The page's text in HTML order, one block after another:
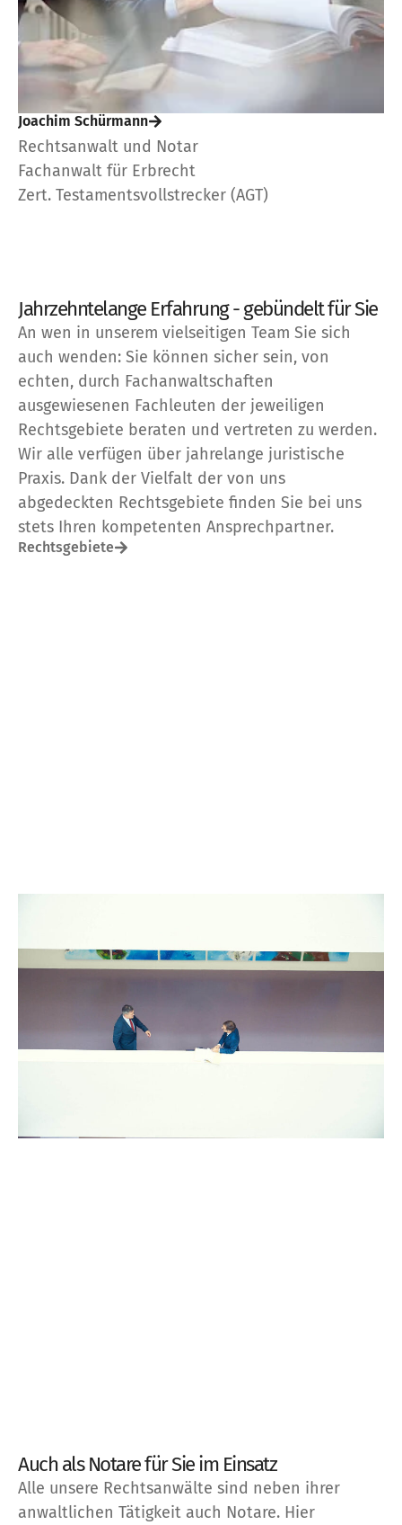
Joachim Schürmann
Rechtsanwalt und Notar
Fachanwalt für Erbrecht
Zert. Testamentsvollstrecker (AGT)
Jahrzehntelange Erfahrung - gebündelt für Sie
An wen in unserem vielseitigen Team Sie sich
auch wenden: Sie können sicher sein, von
echten, durch Fachanwaltschaften
ausgewiesenen Fachleuten der jeweiligen
Rechtsgebiete beraten und vertreten zu werden.
Wir alle verfügen über jahrelange juristische
Praxis. Dank der Vielfalt der von uns
abgedeckten Rechtsgebiete finden Sie bei uns
stets Ihren kompetenten Ansprechpartner.
Rechtsgebiete
Auch als Notare für Sie im Einsatz
Alle unsere Rechtsanwälte sind neben ihrer
anwaltlichen Tätigkeit auch Notare. Hier